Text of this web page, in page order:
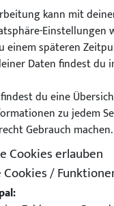
finde alle
Modell:
kann mit
Einstellungen
einem späteren
Daten findest du
du eine
zu jedem
Gebrauch machen.
Cookies erlauben
/